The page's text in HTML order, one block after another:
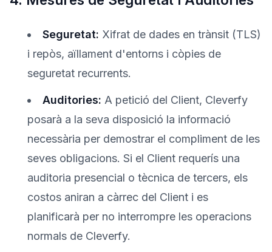
Seguretat: Xifrat de dades en trànsit (TLS)
i repòs, aïllament d'entorns i còpies de
seguretat recurrents.
Auditories: A petició del Client, Cleverfy
posarà a la seva disposició la informació
necessària per demostrar el compliment de les
seves obligacions. Si el Client requerís una
auditoria presencial o tècnica de tercers, els
costos aniran a càrrec del Client i es
planificarà per no interrompre les operacions
normals de Cleverfy.